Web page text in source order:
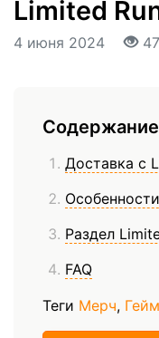
Limited
4 июня 2024
Содержание
Доставка с
Раздел
FAQ
Теги Мерч,